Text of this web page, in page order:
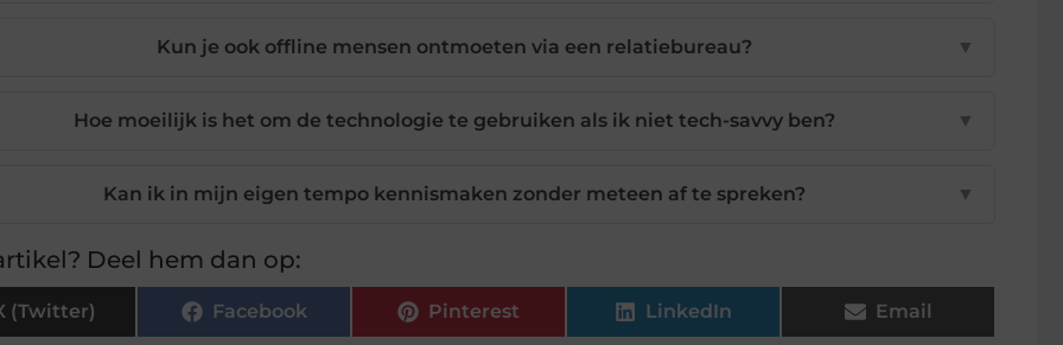
Kun je ook offline mensen ontmoeten via een relatiebureau? ▼
Hoe moeilijk is het om de technologie te gebruiken als ik niet tech-savvy ben? ▼
Kan ik in mijn eigen tempo kennismaken zonder meteen af te spreken? ▼
Deel hem dan op:
(Twitter) Facebook Pinterest LinkedIn Email